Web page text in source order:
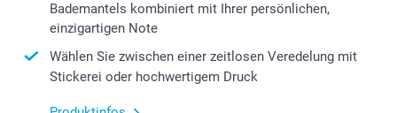
Bademantels kombiniert mit Ihrer persönlichen,
einzigartigen Note
Wählen Sie zwischen einer zeitlosen Veredelung mit
Stickerei oder hochwertigem Druck